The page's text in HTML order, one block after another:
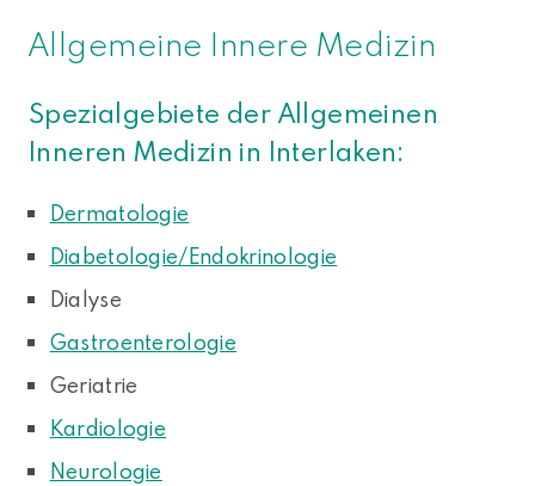
Allgemeine Innere Medizin
Spezialgebiete der Allgemeinen
Inneren Medizin in Interlaken:
Dermatologie
Diabetologie/Endokrinologie
Dialyse
Gastroenterologie
Geriatrie
Kardiologie
Neurologie